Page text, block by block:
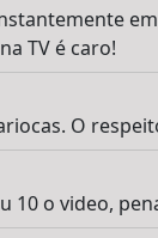
TV é caro!
O
10 o video,